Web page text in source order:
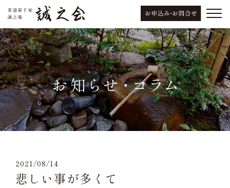
2021/08/14
悲しい事が多くて